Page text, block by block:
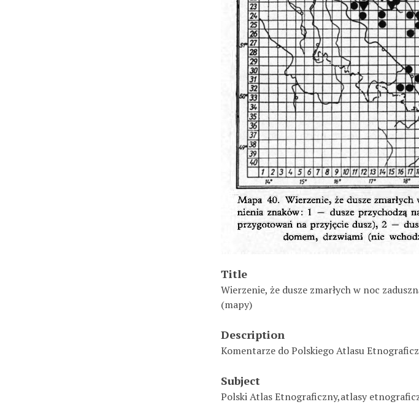
Title
Wierzenie, że dusze zmarłych w noc
(mapy)
Description
Komentarze do Polskiego Atlasu
Subject
Polski Atlas Etnograficzny,atlasy